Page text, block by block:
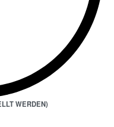
WERDEN)